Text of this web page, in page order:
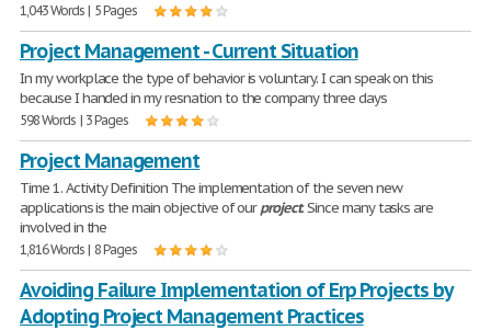
1,043 Words | 5 Pages
Project Management - Current Situation
In my workplace the type of behavior is voluntary. I can speak on this
because I handed in my resnation to the company three days
598 Words | 3 Pages
Project Management
Time 1. Activity Definition The implementation of the seven new
applications is the main objective of ourproject. Since many tasks are
involved in the
1,816 Words | 8 Pages
Avoiding Failure Implementation of Erp Projects by
Adopting Project Management Practices